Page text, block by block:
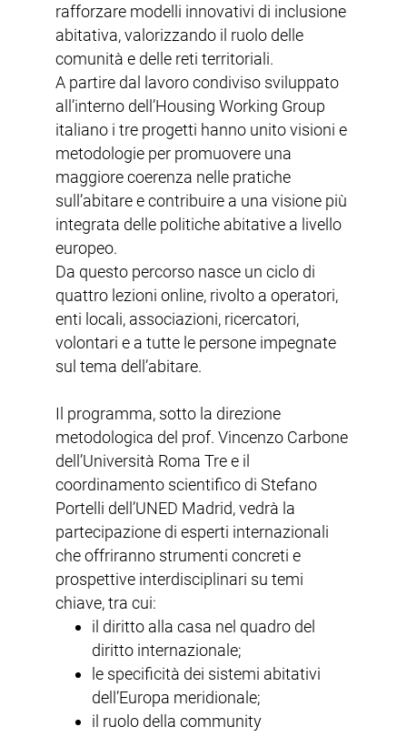
rafforzare modelli innovativi di inclusione
abitativa, valorizzando il ruolo delle
comunità e delle reti territoriali.
A partire dal lavoro condiviso sviluppato
all’interno dell’Housing Working Group
italiano i tre progetti hanno unito visioni e
metodologie per promuovere una
maggiore coerenza nelle pratiche
sull’abitare e contribuire a una visione più
integrata delle politiche abitative a livello
europeo.
Da questo percorso nasce un ciclo di
quattro lezioni online, rivolto a operatori,
enti locali, associazioni, ricercatori,
volontari e a tutte le persone impegnate
sul tema dell’abitare.
Il programma, sotto la direzione
metodologica del prof. Vincenzo Carbone
dell’Università Roma Tre e il
coordinamento scientifico di Stefano
Portelli dell’UNED Madrid, vedrà la
partecipazione di esperti internazionali
che offriranno strumenti concreti e
prospettive interdisciplinari su temi
chiave, tra cui:
il diritto alla casa nel quadro del
diritto internazionale;
le specificità dei sistemi abitativi
dell’Europa meridionale;
il ruolo della community